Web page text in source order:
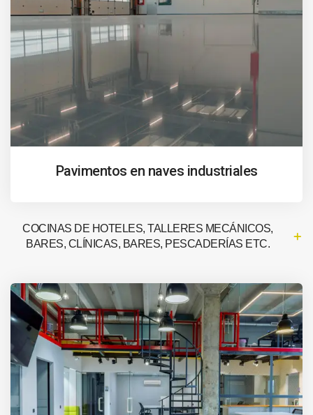
Pavimentos en naves industriales
COCINAS DE HOTELES, TALLERES MECÁNICOS,
BARES, CLÍNICAS, BARES, PESCADERÍAS ETC.